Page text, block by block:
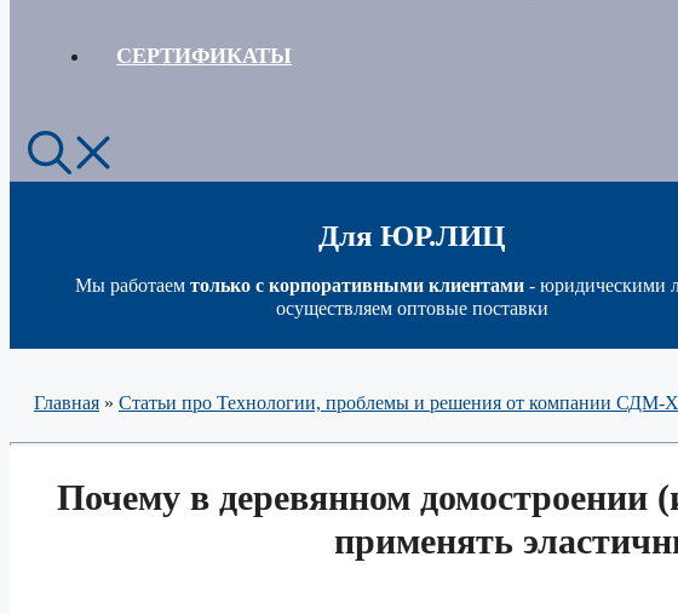
СЕРТИФИКАТЫ
Для ЮР.ЛИЦ
Мы работаем только с корпоративными клиентами- юридическими
осуществляем оптовые поставки
Главная » Статьи про Технологии, проблемы и решения от компании
Почему в деревянном домостроении
применять